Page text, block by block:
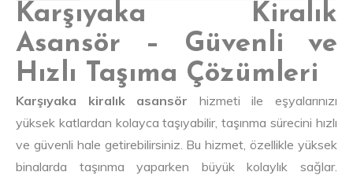
Karşıyaka Kiralık
Asansör – Güvenli ve
Hızlı Taşıma Çözümleri
Karşıyaka kiralık asansör hizmeti ile eşyalarınızı
yüksek katlardan kolayca taşıyabilir, taşınma sürecini hızlı
ve güvenli hale getirebilirsiniz. Bu hizmet, özellikle yüksek
binalarda taşınma yaparken büyük kolaylık sağlar.